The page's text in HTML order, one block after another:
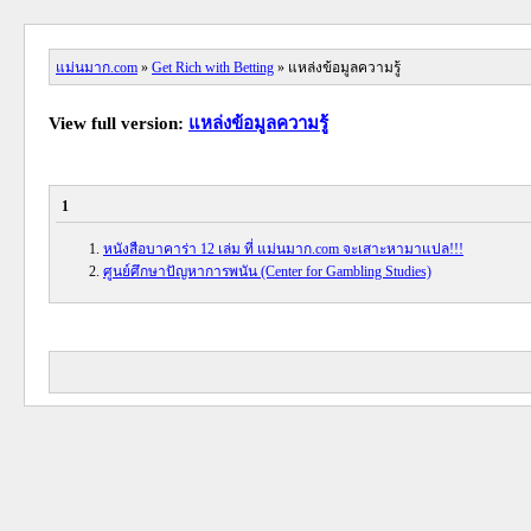
แม่นมาก.com » Get Rich with Betting » แหล่งข้อมูลความรู้
View full version: แหล่งข้อมูลความรู้
1
หนังสือบาคาร่า 12 เล่ม ที่ แม่นมาก.com จะเสาะหามาแปล!!!
ศูนย์ศึกษาปัญหาการพนัน (Center for Gambling Studies)